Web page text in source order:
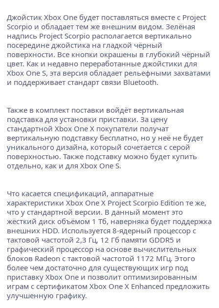
Джойстик Xbox One будет поставляться вместе с Project
Scorpio и обладает тем же внешним видом. Зелёная
надпись Project Scorpio располагается вертикально
посередине джойстика на гладкой чёрный
поверхности. Все кнопки окрашены в глубокий чёрный
цвет. Как и недавно переработанные джойстики для
Xbox One S, эта версия обладает рельефными захватами
и поддерживает стандарт связи Bluetooth.
Также в комплект поставки войдёт вертикальная
подставка для установки приставки. За цену
стандартной Xbox One X покупатели получат
вертикальную подставку бесплатно, но у неё не будет
уникального дизайна, который сочетается с серой
поверхностью. Также подставку можно будет купить
отдельно, как и для Xbox One S.
Что касается спецификаций, аппаратные
характеристики Xbox One X Project Scorpio Edition те же,
что у стандартной версии. В данный момент это
жёсткий диск объёмом 1 Тб, наверняка будет поддержка
внешних HDD. Используется 8-ядерный процессор с
тактовой частотой 2,3 Гц, 12 Гб памяти GDDR5 и
графический процессор на основе вычислительных
блоков Radeon с тактовой частотой 1172 МГц. Этого
более чем достаточно для существующих игр под
приставку Xbox One и позволит оптимизированным
играм с сертификатом Xbox One X Enhanced предложить
улучшенную графику.